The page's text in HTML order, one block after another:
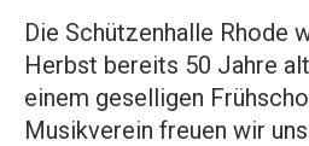
Die Schützenhalle Rhode
Herbst bereits 50 Jahre
einem geselligen
Musikverein freuen wir